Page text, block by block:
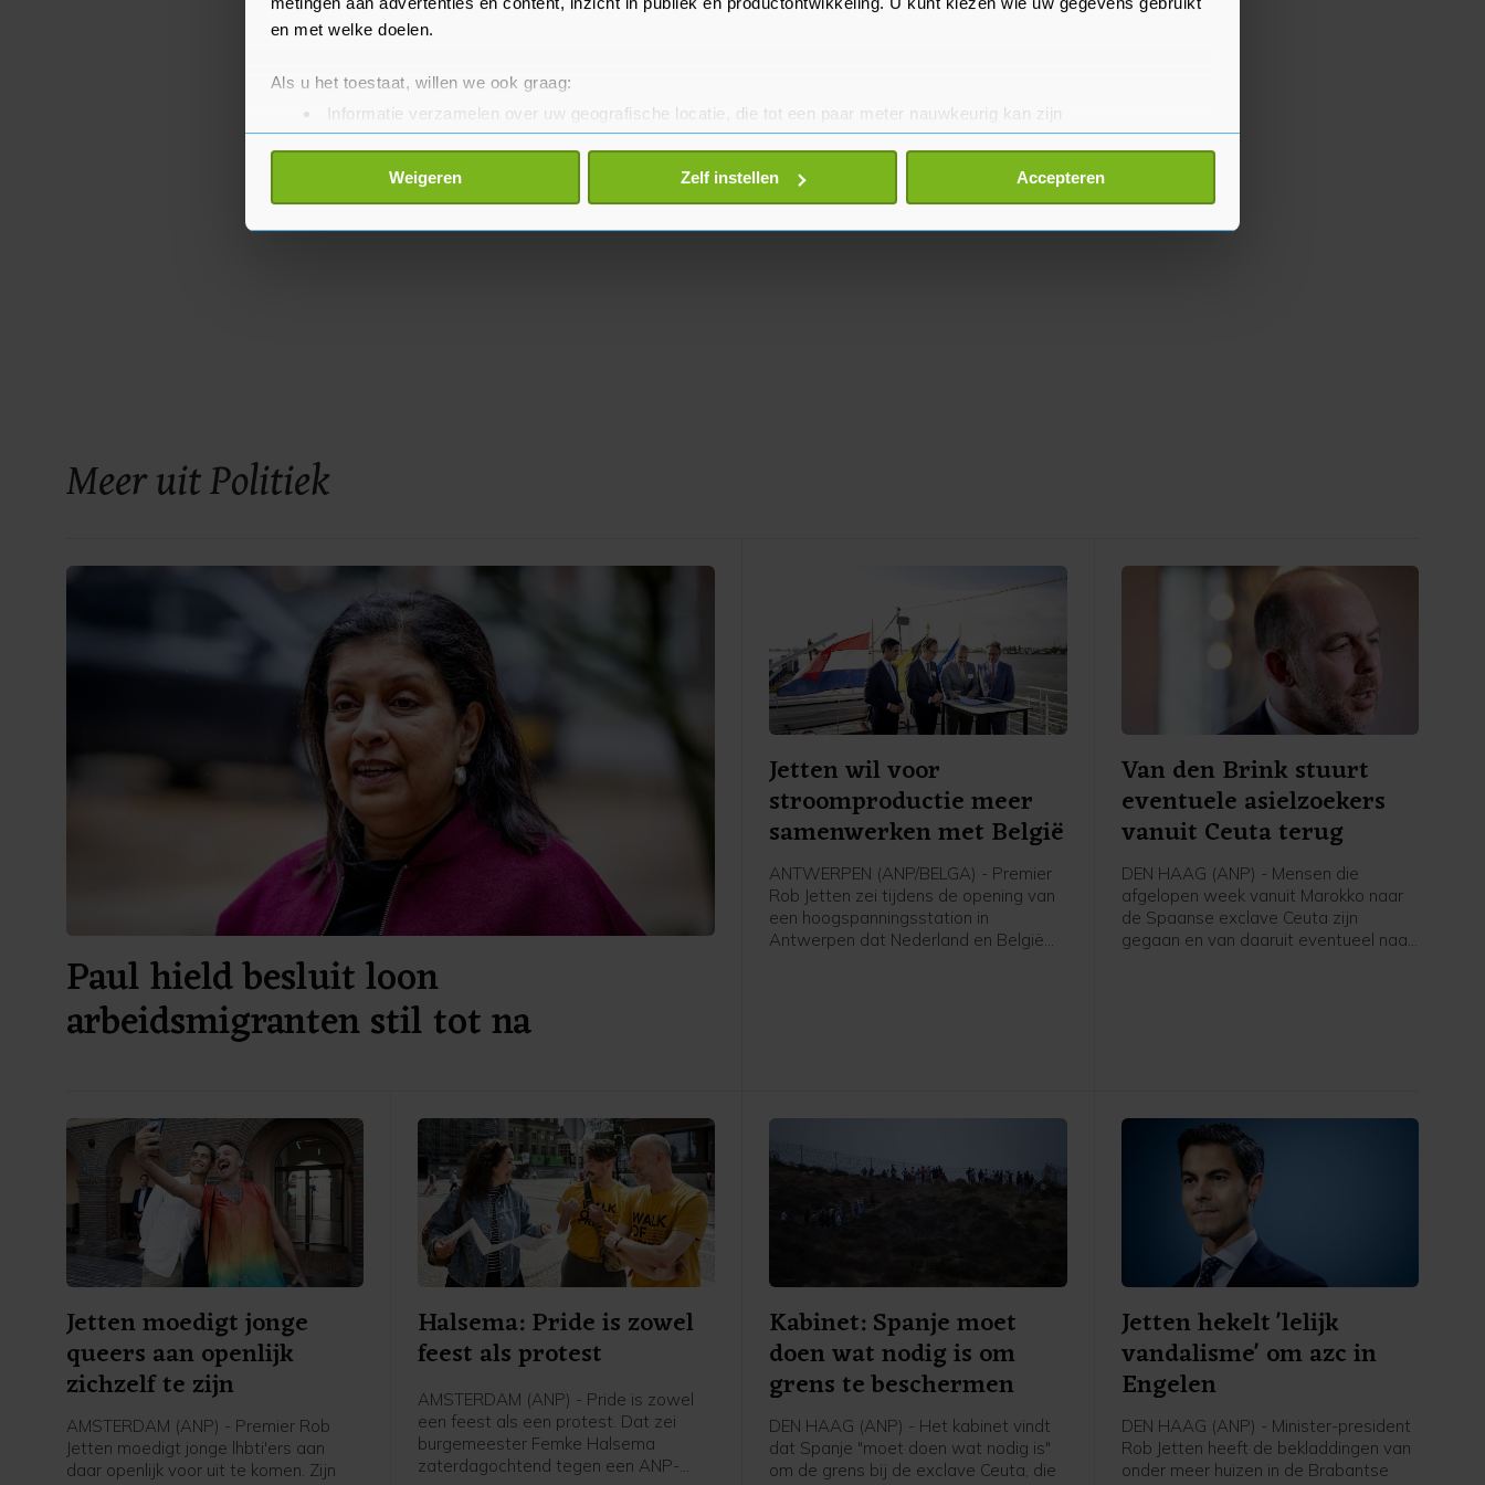
en met welke doelen.
Als u het toestaat, willen we ook graag:
Informatie verzamelen over uw geografische locatie, die tot een paar meter nauwkeurig kan zijn
Uw apparaat identificeren door het actief te scannen op specifieke eigenschappen (fingerprinting)
Lees meer over hoe uw persoonlijke gegevens worden verwerkt en stel uw voorkeuren in het
detailgedeelte
toestemming op elk moment wijzigen of intrekken in de Cookieverklaring.
Weigeren Zelf instellen Accepteren
Meer uit Politiek
Paul hield besluit loon
arbeidsmigranten stil tot na
Jetten wil voor
stroomproductie meer
samenwerken met België
ANTWERPEN (ANP/BELGA) - Premier
Rob Jetten zei tijdens de opening van
een hoogspanningsstation in
Antwerpen dat Nederland en België
Van den Brink stuurt
eventuele asielzoekers
vanuit Ceuta terug
DEN HAAG (ANP) - Mensen die
afgelopen week vanuit Marokko naar
de Spaanse exclave Ceuta zijn
gegaan en van daaruit eventueel naar
ander land.
Jetten moedigt jonge
queers aan openlijk
zichzelf te zijn
AMSTERDAM (ANP) - Premier Rob
Jetten moedigt jonge lhbti'ers aan
daar openlijk voor uit te komen. Zijn
Halsema: Pride is zowel
feest als protest
AMSTERDAM (ANP) - Pride is zowel
een feest als een protest. Dat zei
burgemeester Femke Halsema
zaterdagochtend tegen een ANP-
Kabinet: Spanje moet
doen wat nodig is om
grens te beschermen
DEN HAAG (ANP) - Het kabinet vindt
dat Spanje "moet doen wat nodig is"
om de grens bij de exclave Ceuta, die
Jetten hekelt 'lelijk
vandalisme' om azc in
Engelen
DEN HAAG (ANP) - Minister-president
Rob Jetten heeft de bekladdingen van
onder meer huizen in de Brabantse